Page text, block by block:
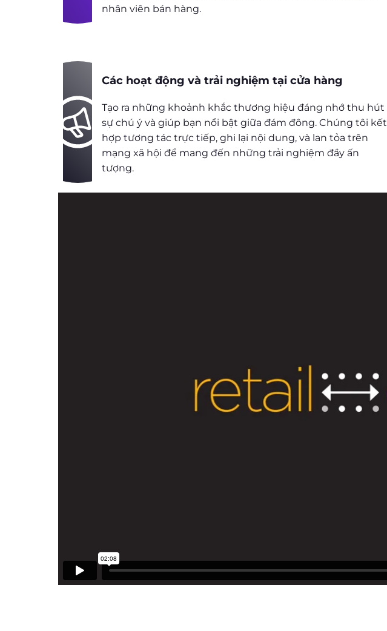
nhân viên bán hàng.
Các hoạt động và trải nghiệm tại cửa hàng
Tạo ra những khoảnh khắc thương hiệu đáng nhớ thu hút
sự chú ý và giúp bạn nổi bật giữa đám đông. Chúng tôi kết
hợp tương tác trực tiếp, ghi lại nội dung, và lan tỏa trên
mạng xã hội để mang đến những trải nghiệm đầy ấn
tượng.